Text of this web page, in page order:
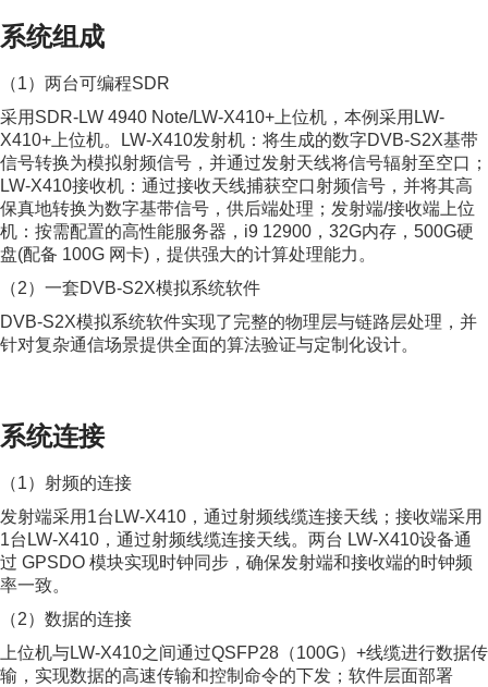
系统组成
（1）两台可编程SDR
采用SDR-LW 4940 Note/LW-X410+上位机，本例采用LW-
X410+上位机。LW-X410发射机：将生成的数字DVB-S2X基带
信号转换为模拟射频信号，并通过发射天线将信号辐射至空口；
LW-X410接收机：通过接收天线捕获空口射频信号，并将其高
保真地转换为数字基带信号，供后端处理；发射端/接收端上位
机：按需配置的高性能服务器，i9 12900，32G内存，500G硬
盘(配备 100G 网卡)，提供强大的计算处理能力。
（2）一套DVB-S2X模拟系统软件
DVB-S2X模拟系统软件实现了完整的物理层与链路层处理，并
针对复杂通信场景提供全面的算法验证与定制化设计。
系统连接
（1）射频的连接
发射端采用1台LW-X410，通过射频线缆连接天线；接收端采用
1台LW-X410，通过射频线缆连接天线。两台 LW-X410设备通
过 GPSDO 模块实现时钟同步，确保发射端和接收端的时钟频
率一致。
（2）数据的连接
上位机与LW-X410之间通过QSFP28（100G）+线缆进行数据传
输，实现数据的高速传输和控制命令的下发；软件层面部署